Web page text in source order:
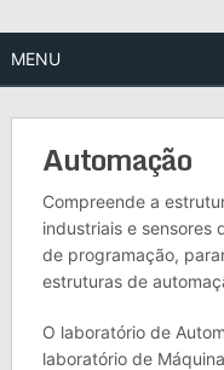
MENU
Automação
Compreende a
industriais e sensores
de programação,
estruturas de
O laboratório de
laboratório de